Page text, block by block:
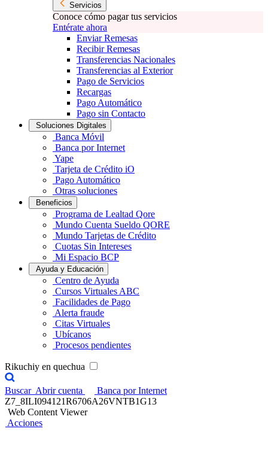
Servicios
Conoce cómo pagar tus servicios
Entérate ahora
Enviar Remesas
Recibir Remesas
Transferencias Nacionales
Transferencias al Exterior
Pago de Servicios
Recargas
Pago Automático
Pago sin Contacto
Soluciones Digitales
Banca Móvil
Banca por Internet
Yape
Tarjeta de Crédito iO
Pago Automático
Otras soluciones
Beneficios
Programa de Lealtad Qore
Mundo Cuenta Sueldo QORE
Mundo Tarjetas de Crédito
Cuotas Sin Intereses
Mi Espacio BCP
Ayuda y Educación
Centro de Ayuda
Cursos Virtuales ABC
Facilidades de Pago
Alerta fraude
Citas Virtuales
Ubícanos
Procesos pendientes
Rikuchiy en quechua
Buscar Abrir cuenta
Banca por Internet
Z7_8ILI094121R6706A26VNTB1G13
Web Content Viewer
Acciones